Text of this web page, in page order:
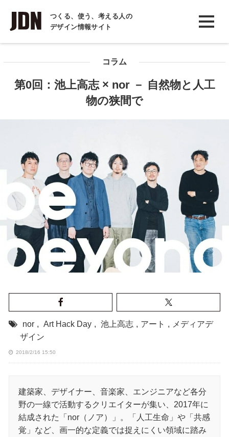
つくる、使う、考える人の
デザイン情報サイト
INTERVIEW
インタビュー
コラム
第0回：池上高志 × nor － 自然物と人工
物の狭間で
nor , Art Hack Day , 池上高志 , アート , メディアデ
ザイン
2018/2/16 15:50
建築家、デザイナー、音楽家、エンジニアなど各分
野の一線で活動するクリエイターが集い、2017年に
結成された「nor（ノア）」。「人工生命」や「共感
覚」など、画一的な定義では捉えにくい領域に踏み